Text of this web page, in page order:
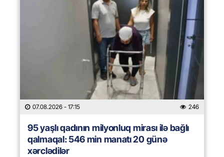
07.08.2026 - 17:15 246
95 yaşlı qadının milyonluq mirası ilə bağlı
qalmaqal: 546 min manatı 20 günə
xərclədilər